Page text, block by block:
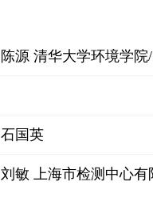
陈源 清华大学环境学
石国英
刘敏 上海市检测中心